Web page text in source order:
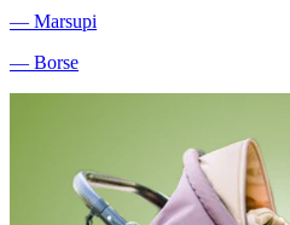
― Marsupi
― Borse